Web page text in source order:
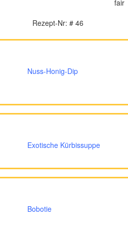
Rezept-Nr: # 46
Nuss-Honig-Dip
Exotische Kürbissuppe
Bobotie